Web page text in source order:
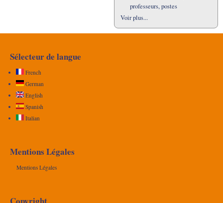
professeurs, postes
Voir plus...
Sélecteur de langue
French
German
English
Spanish
Italian
Mentions Légales
Mentions Légales